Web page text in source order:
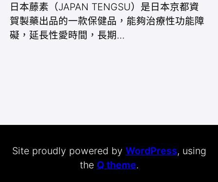
日本藤素（JAPAN TENGSU）是日本京都資
賀製藥出品的一款保健品，能夠治療性功能障
礙，延長性愛時間，長期…
Site proudly powered by WordPress, using
the Q theme.